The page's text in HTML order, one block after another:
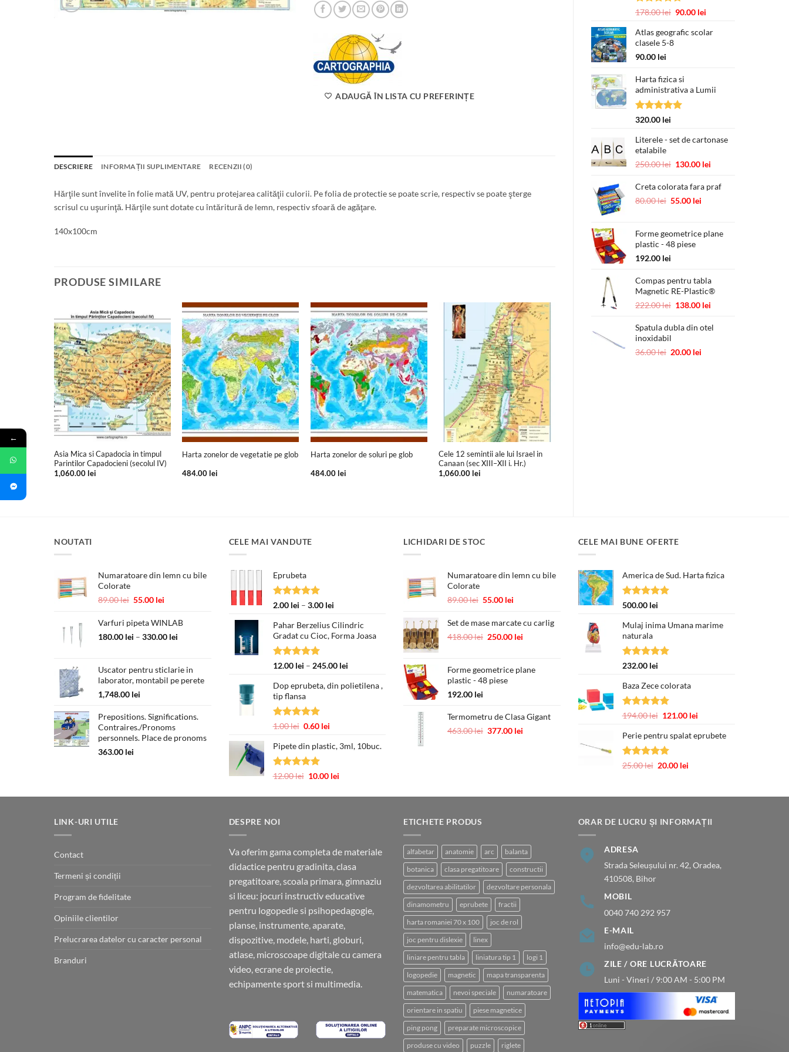
Evaluat la
178.00lei Prețul
a
90.00 lei
este:
Atlas geografic scolar
clasele 5-8
90.00 lei
Harta fizica si
administrativa a Lumii
Evaluat la
320.00 lei
Literele - set de cartonase
etalabile
250.00lei Prețul
a
fost:
130.00 lei
este:
Creta colorata fara praf
80.00lei Prețul
fost:
80.00 lei.
55.00 lei
55.00 lei.
Forme geometrice plane
plastic - 48 piese
192.00 lei
Compas pentru tabla
Magnetic RE-Plastic®
222.00lei Prețul
a
222.00 lei.
138.00 lei
este:
Spatula dubla din otel
inoxidabil
36.00lei Prețul
20.00 lei
ADAUGĂ ÎN LISTA CU PREFERINȚE
DESCRIERE INFORMAȚII SUPLIMENTARE RECENZII (0)
Hărţile sunt învelite în folie mată UV, pentru protejarea calităţii culorii. Pe folia de protectie se poate scrie, respectiv se poate şterge
scrisul cu uşurinţă. Hărţile sunt dotate cu întăritură de lemn, respectiv sfoară de agăţare.
140x100cm
PRODUSE SIMILARE
+
Asia Mica si Capadocia in timpul
Parintilor Capadocieni (secolul IV)
1,060.00 lei
+
Harta zonelor de vegetatie pe glob
484.00 lei
+
Harta zonelor de soluri pe glob
484.00 lei
+
Cele 12 semintii ale lui Israel in
Canaan (sec XIII–XII i. Hr.)
1,060.00 lei
NOUTATI
Numaratoare din lemn cu bile
Colorate
89.00lei Prețul
a
fost:
55.00 lei
este:
55.00 lei.
Varfuri pipeta WINLAB
180.00 lei – 330.00 lei
180.00 lei
până
Uscator pentru sticlarie in
laborator, montabil pe perete
1,748.00 lei
Prepositions. Significations.
Contraires./Pronoms
personnels. Place de pronoms
363.00 lei
CELE MAI VANDUTE
Eprubeta
Evaluat la
2.00 lei – 3.00 leiInterval
prețuri:
2.00 lei
3.00 lei
Pahar Berzelius Cilindric
Gradat cu Cioc, Forma Joasa
Evaluat la
12.00 lei – 245.00 leiInterval
prețuri:
Dop eprubeta, din polietilena ,
tip flansa
Evaluat la
1.00lei Prețul
a
fost:
0.60 leiPrețul
este:
Pipete din plastic, 3ml, 10buc.
Evaluat la
12.00lei Prețul
a
10.00 leiPrețul
este:
LICHIDARI DE STOC
Numaratoare din lemn cu bile
Colorate
89.00lei Prețul
a
fost:
55.00 lei
este:
55.00 lei.
Set de mase marcate cu carlig
418.00lei Prețul
fost:
418.00 lei.
250.00 lei
250.00 lei.
Forme geometrice plane
plastic - 48 piese
192.00 lei
Termometru de Clasa Gigant
463.00lei Prețul
377.00 lei
CELE MAI BUNE OFERTE
America de Sud. Harta fizica
Evaluat la
500.00 lei
Mulaj inima Umana marime
naturala
Evaluat la
232.00 lei
Baza Zece colorata
Evaluat la
194.00lei Prețul
a
fost:
121.00 leiPrețul
este:
Perie pentru spalat eprubete
Evaluat la
25.00lei Prețul
fost:
20.00 leiPrețul
20.00 lei.
LINK-URI UTILE
Contact
Termeni și condiții
Program de fidelitate
Opiniile clientilor
Prelucrarea datelor cu caracter personal
Branduri
DESPRE NOI
Va oferim gama completa de materiale
didactice pentru gradinita, clasa
pregatitoare, scoala primara, gimnaziu
si liceu: jocuri instructiv educative
pentru logopedie si psihopedagogie,
planse, instrumente, aparate,
dispozitive, modele, harti, globuri,
atlase, microscoape digitale cu camera
video, ecrane de proiectie,
echipamente sport si multimedia.
ETICHETE PRODUS
alfabetar anatomie arc balanta
botanica clasa pregatitoare constructii
dezvoltarea abilitatilor dezvoltare personala
dinamometru eprubete fractii
harta romaniei 70 x 100 joc de rol
joc pentru dislexie linex
liniare pentru tabla liniatura tip 1 logi 1
logopedie magnetic mapa transparenta
matematica nevoi speciale numaratoare
orientare in spatiu piese magnetice
ping pong preparate microscopice
produse cu video puzzle riglete
ORAR DE LUCRU ȘI INFORMAȚII
ADRESA
Strada Seleușului nr. 42, Oradea,
410508, Bihor
MOBIL
0040 740 292 957
E-MAIL
info@edu-lab.ro
ZILE / ORE LUCRĂTOARE
Luni - Vineri / 9:00 AM - 5:00 PM
←